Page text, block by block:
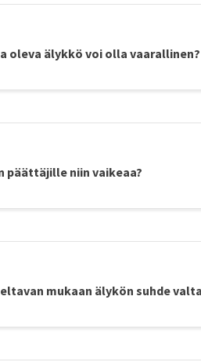
oleva älykkö voi olla vaarallinen?
päättäjille niin vaikeaa?
mukaan älykön suhde